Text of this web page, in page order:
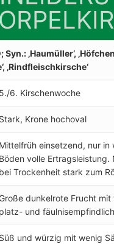
‚Haumüller‘,
‚Rindfleischkirsche‘
5./6. Kirschenwoche
Stark, Krone hochoval
Mittelfrüh einsetzend, nur in
Böden volle
bei Trockenheit stark zum
Große dunkelrote Frucht
platz- und fäulnisempfindlich
Süß und würzig mit wenig